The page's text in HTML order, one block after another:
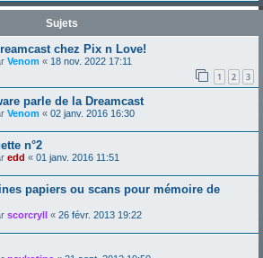
Sujets
chez Pix n Love!
Venom « 18 nov. 2022 17:11
1 2 3
parle de la Dreamcast
Venom « 02 janv. 2016 16:30
n°2
edd « 01 janv. 2016 11:51
papiers ou scans pour mémoire de
scorcryll « 26 févr. 2013 19:22